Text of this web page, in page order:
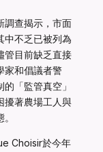
調查揭示，市面
中不乏已被列為
管目前缺乏直接
家和倡議者警
「監管真空」
擾著農場工人與
Choisir於今年